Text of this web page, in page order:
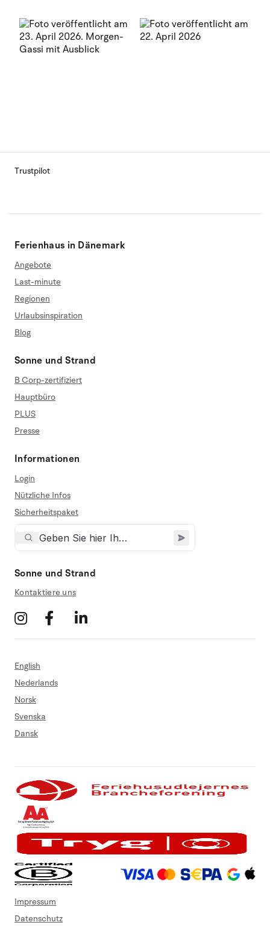
Trustpilot
Ferienhaus in Dänemark
Angebote
Last-minute
Regionen
Urlaubsinspiration
Blog
Sonne und Strand
B Corp-zertifiziert
Hauptbüro
PLUS
Presse
Informationen
Login
Nützliche Infos
Sicherheitspaket
Sonne und Strand
Kontaktiere uns
English
Nederlands
Norsk
Svenska
Dansk
Impressum
Datenschutz